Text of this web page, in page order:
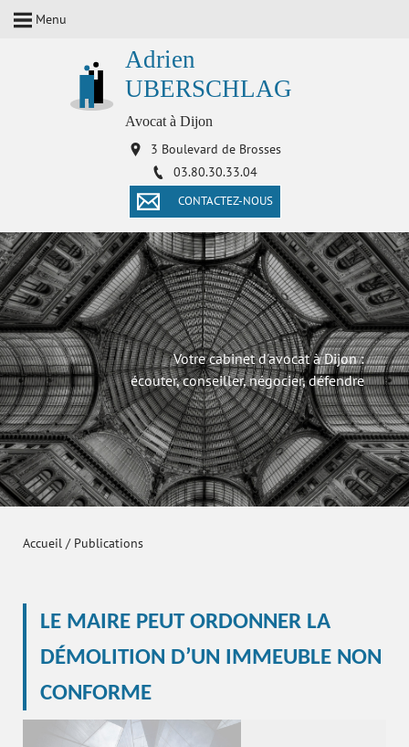
Menu
Adrien
UBERSCHLAG
Avocat à Dijon
3 Boulevard de Brosses
03.80.30.33.04
CONTACTEZ-NOUS
Votre cabinet d'avocat à Dijon :
écouter, conseiller, négocier, défendre
Accueil / Publications
LE MAIRE PEUT ORDONNER LA
DÉMOLITION D’UN IMMEUBLE NON
CONFORME